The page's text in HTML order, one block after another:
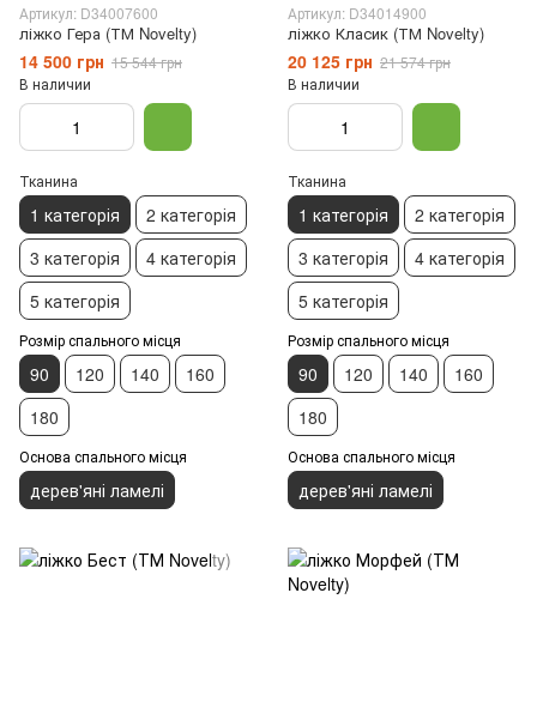
Артикул: D34007600
ліжко Гера (ТМ Novelty)
14 500 грн 15 544 грн
В наличии
Тканина
1 категорія
2 категорія
3 категорія
4 категорія
5 категорія
Розмір спального місця
90 120 140
160
180
Основа спального місця
дерев'яні ламелі
Артикул: D34014900
ліжко Класик (ТМ Novelty)
20 125 грн 21 574 грн
В наличии
Тканина
1 категорія
2 категорія
3 категорія
4 категорія
5 категорія
Розмір спального місця
90 120 140
160
180
Основа спального місця
дерев'яні ламелі